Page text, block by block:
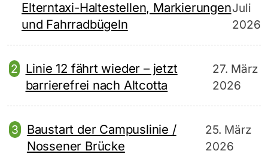
Elterntaxi-Haltestellen, Markierungen
und Fahrradbügeln
Juli
2026
Linie 12 fährt wieder – jetzt
barrierefrei nach Altcotta
27. März
2026
Baustart der Campuslinie /
Nossener Brücke
25. März
2026